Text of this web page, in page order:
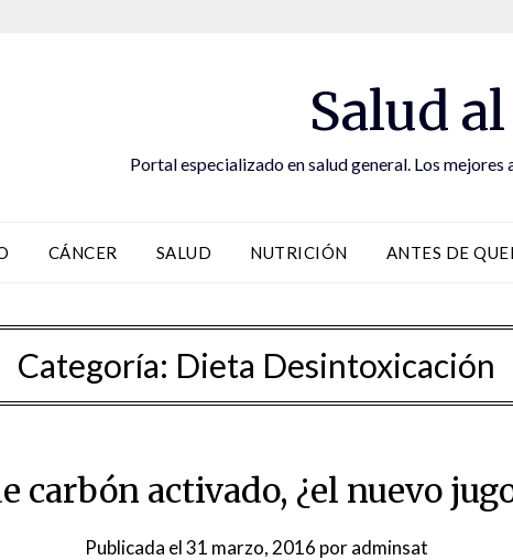
Salud
Portal especializado en salud general. Los mejores
CÁNCER SALUD NUTRICIÓN ANTES DE
Categoría: Dieta Desintoxicación
carbón activado, ¿el nuevo
Publicada el31 marzo, 2016 poradminsat